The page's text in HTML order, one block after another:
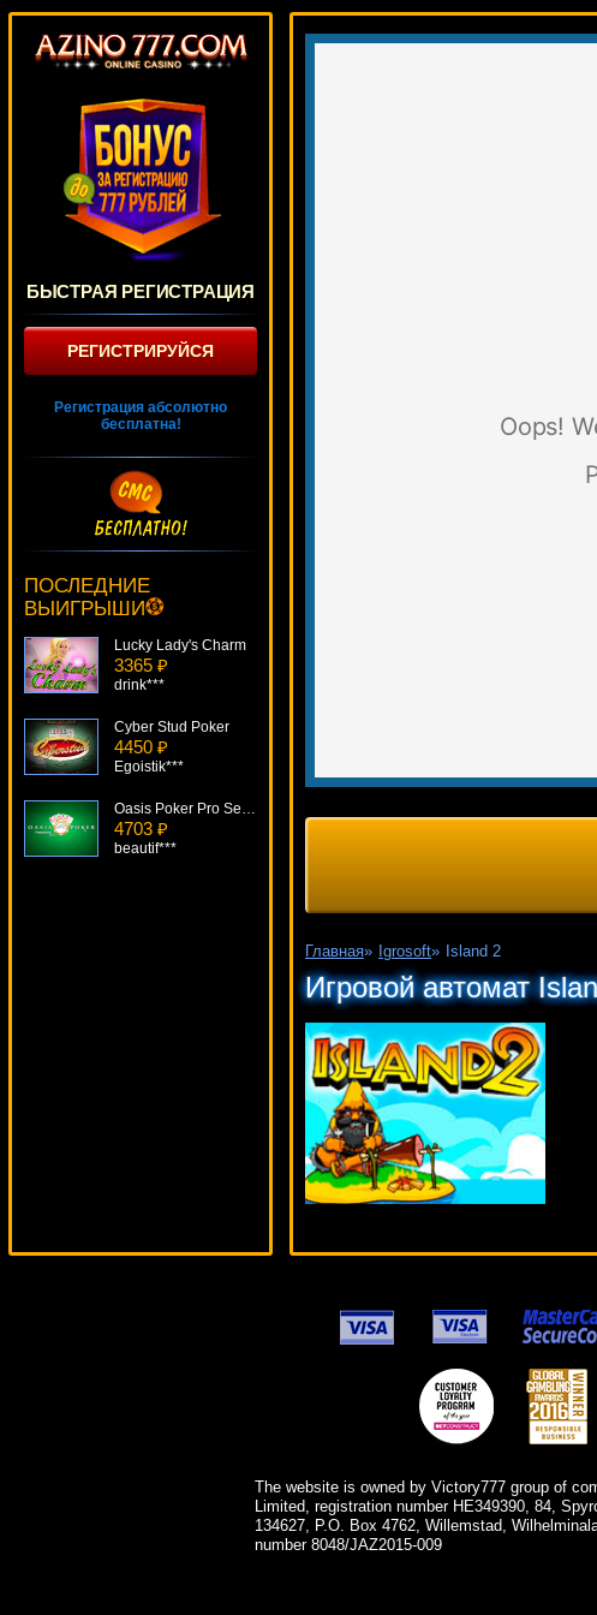
Главная» Igrosoft» Island 2
Игровой автомат
БЫСТРАЯ РЕГИСТРАЦИЯ
РЕГИСТРИРУЙСЯ
Регистрация абсолютно
бесплатна!
ПОСЛЕДНИЕ
ВЫИГРЫШИ
742 ₽
drink***
Lucky Lady's Charm
3365 ₽
drink***
Cyber Stud Poker
4450 ₽
Egoistik***
Oasis Poker Pro Series
4703 ₽
beautif***
The website is owned by Victory777 group of
Limited, registration number HE349390, 84,
134627, P.O. Box 4762, Willemstad,
number 8048/JAZ2015-009